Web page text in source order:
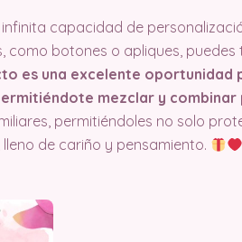
capacidad de
botones o apliques,
es una excelente oportunidad
mezclar y
permitiéndoles no solo
de cariño y pensamiento.